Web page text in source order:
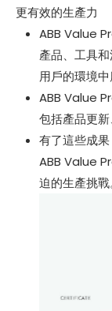
更有效的生產力
ABB Value
產品、工具
用戶的環境中
ABB Value
包括產品更新
有了這些成
ABB Value
迫的生產挑戰